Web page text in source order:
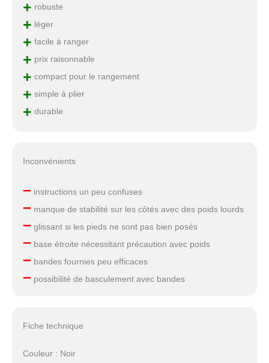
+ robuste
+ léger
+ facile à ranger
+ prix raisonnable
+ compact pour le rangement
+ simple à plier
+ durable
Inconvénients
–instructions un peu confuses
–manque de stabilité sur les côtés avec des poids lourds
–glissant si les pieds ne sont pas bien posés
–base étroite nécessitant précaution avec poids
–bandes fournies peu efficaces
–possibilité de basculement avec bandes
Fiche technique
Couleur : Noir